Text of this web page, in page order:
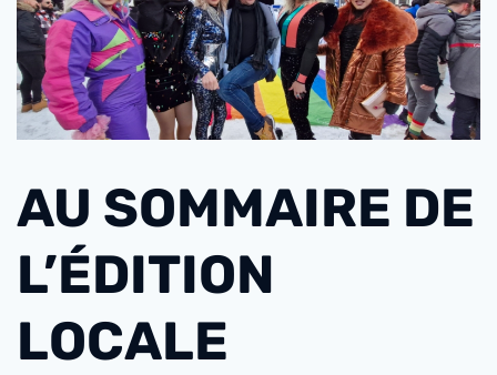
AU SOMMAIRE DE
L’ÉDITION
LOCALE